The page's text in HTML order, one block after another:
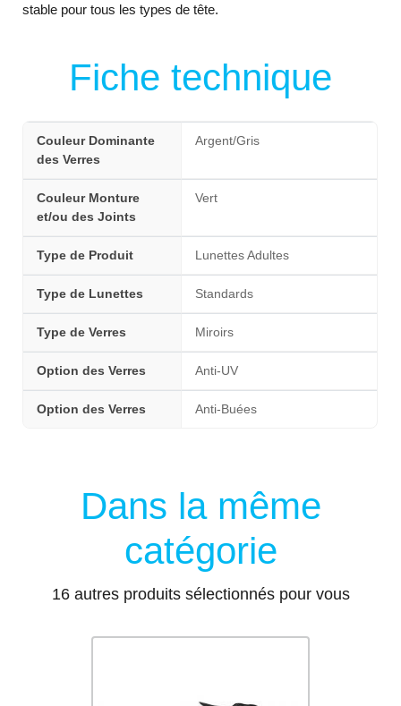
stable pour tous les types de tête.
Fiche technique
Couleur Dominante
des Verres
Argent/Gris
Couleur Monture
et/ou des Joints
Vert
Type de Produit Lunettes Adultes
Type de Lunettes Standards
Type de Verres Miroirs
Option des Verres Anti-UV
Option des Verres Anti-Buées
Dans la même
catégorie
16 autres produits sélectionnés pour vous